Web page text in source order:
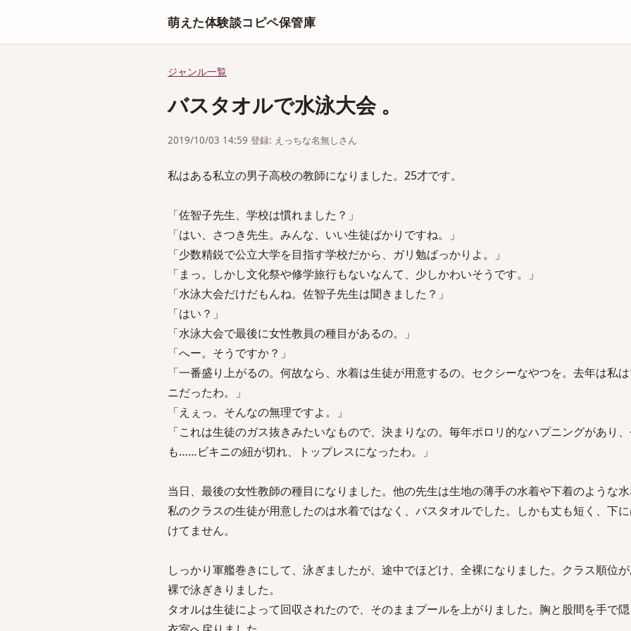
萌えた体験談コピペ保管庫
ジャンル一覧
バスタオルで水泳大会 。
2019/10/03 14:59 登録: えっちな名無しさん
私はある私立の男子高校の教師になりました。25才です。
「佐智子先生、学校は慣れました？」
「はい、さつき先生。みんな、いい生徒ばかりですね。」
「少数精鋭で公立大学を目指す学校だから、ガリ勉ばっかりよ。」
「まっ。しかし文化祭や修学旅行もないなんて、少しかわいそうです。」
「水泳大会だけだもんね。佐智子先生は聞きました？」
「はい？」
「水泳大会で最後に女性教員の種目があるの。」
「へー。そうですか？」
「一番盛り上がるの。何故なら、水着は生徒が用意するの。セクシーなやつを。去年は私
ニだったわ。」
「えぇっ。そんなの無理ですよ。」
「これは生徒のガス抜きみたいなもので、決まりなの。毎年ポロリ的なハプニングがあり
も……ビキニの紐が切れ、トップレスになったわ。」
当日、最後の女性教師の種目になりました。他の先生は生地の薄手の水着や下着のような水
私のクラスの生徒が用意したのは水着ではなく、バスタオルでした。しかも丈も短く、下
けてません。
しっかり軍艦巻きにして、泳ぎましたが、途中でほどけ、全裸になりました。クラス順位
裸で泳ぎきりました。
タオルは生徒によって回収されたので、そのままプールを上がりました。胸と股間を手で